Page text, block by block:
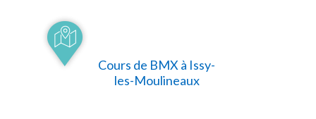
Cours de BMX à Issy-
les-Moulineaux